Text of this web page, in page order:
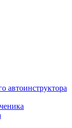
автоинструктора